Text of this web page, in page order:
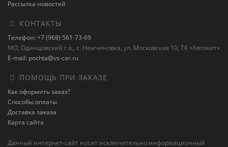
Рассылка новостей
КОНТАКТЫ
Телефон: +7 (968) 561-73-69
МО, Одинцовский г.о., с. Немчиновка, ул. Московская 10, ТК «Автокит»
E-mail: pochta@vs-car.ru
ПОМОЩЬ ПРИ ЗАКАЗЕ
Как оформить заказ?
Способы оплаты
Доставка заказа
Карта сайта
Данный интернет-сайт носит исключительно информационный